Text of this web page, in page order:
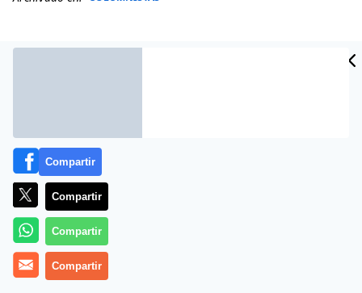
El penúltimo, hace apenas unas horas, en reclamar la
unidad de la derecha para vencer al social comunismo,
Compartir
Compartir
Compartir
Compartir